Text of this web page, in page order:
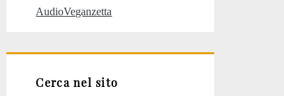
AudioVeganzetta
Cerca nel sito